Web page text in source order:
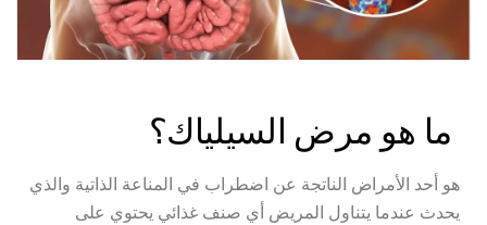
ما هو مرض السيلياك؟
هو أحد الأمراض الناتجة عن اضطراب في المناعة الذاتية والذي
يحدث عندما يتناول المريض أي صنف غذائي يحتوي على